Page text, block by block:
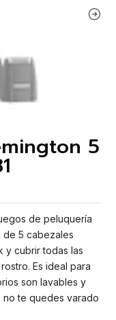
5
de peluquería
de 5 cabezales
y cubrir todas las
Es ideal para
son lavables y
no te quedes varado